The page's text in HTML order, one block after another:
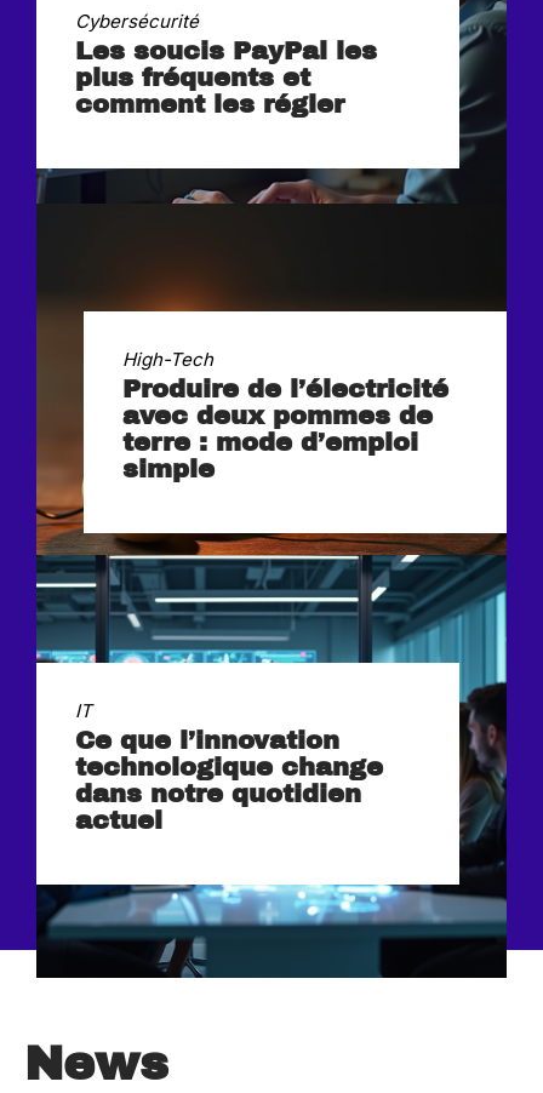
Cybersécurité
Les soucis PayPal les
plus fréquents et
comment les régler
High-Tech
Produire de l’électricité
avec deux pommes de
terre : mode d’emploi
simple
IT
Ce que l’innovation
technologique change
dans notre quotidien
actuel
News